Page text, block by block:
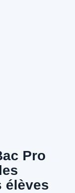
Pro
élèves